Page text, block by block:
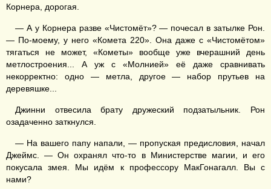
Корнера, дорогая.
— А у Корнера разве «Чистомёт»? — почесал в затылке Рон.
— По-моему, у него «Комета 220». Она даже с «Чистомётом»
тягаться не может, «Кометы» вообще уже вчерашний день
метлостроения... А уж с «Молнией» её даже сравнивать
некорректно: одно — метла, другое — набор прутьев на
деревяшке...
Джинни отвесила брату дружеский подзатыльник. Рон
озадаченно заткнулся.
— На вашего папу напали, — пропуская предисловия, начал
Джеймс. — Он охранял что-то в Министерстве магии, и его
покусала змея. Мы идём к профессору МакГонагалл. Вы с
нами?